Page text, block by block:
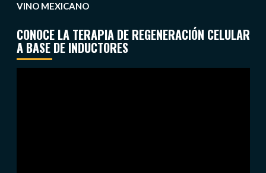
VINO MEXICANO
CONOCE LA TERAPIA DE REGENERACIÓN CELULAR
A BASE DE INDUCTORES